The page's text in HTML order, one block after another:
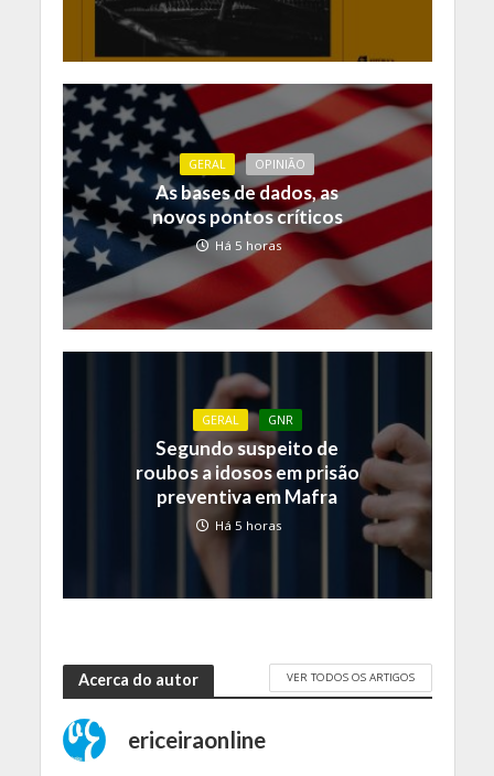
GERAL OPINIÃO
As bases de dados, as
novos pontos críticos
Há 5 horas
GERAL GNR
Segundo suspeito de
roubos a idosos em prisão
preventiva em Mafra
Há 5 horas
Acerca do autor VER TODOS OS ARTIGOS
ericeiraonline